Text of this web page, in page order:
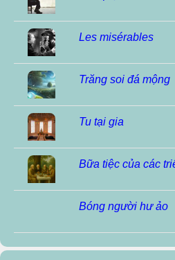
Les misérables
Trăng soi đá mộng
Tu tại gia
Bữa tiệc của các
Bóng người hư ảo